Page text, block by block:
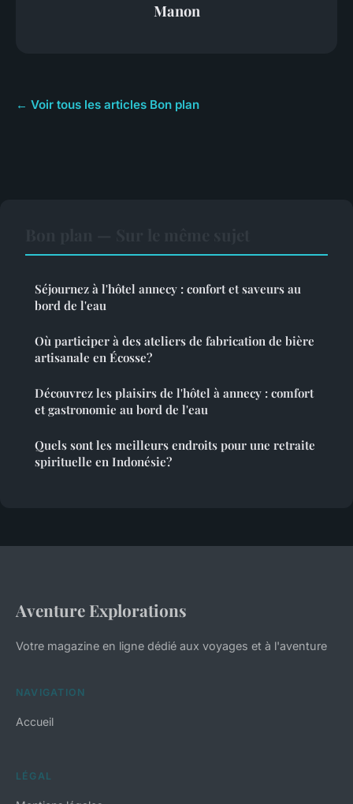
Manon
← Voir tous les articles Bon plan
Séjournez à l'hôtel annecy : confort et saveurs au
bord de l'eau
Où participer à des ateliers de fabrication de bière
artisanale en Écosse?
Découvrez les plaisirs de l'hôtel à annecy : comfort
et gastronomie au bord de l'eau
Quels sont les meilleurs endroits pour une retraite
spirituelle en Indonésie?
Aventure Explorations
Votre magazine en ligne dédié aux voyages et à l'aventure
NAVIGATION
Accueil
LÉGAL